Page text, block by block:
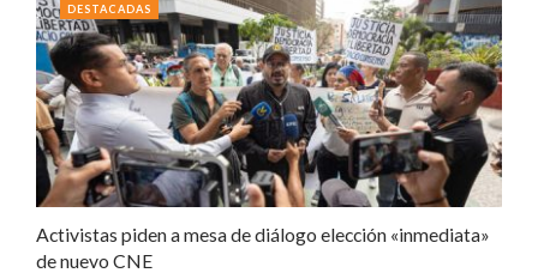
Activistas piden a mesa de diálogo elección «inmediata»
de nuevo CNE
DESTACADAS